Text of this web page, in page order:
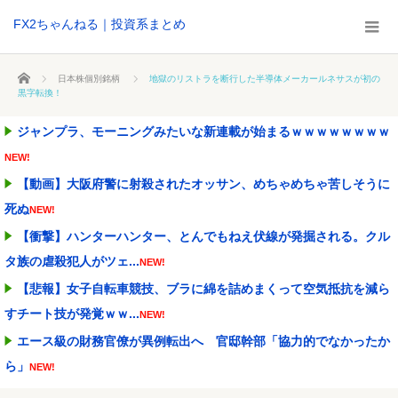
FX2ちゃんねる｜投資系まとめ
ホーム 日本株個別銘柄
地獄のリストラを断行した半導体メーカールネサスが初の
黒字転換！
ジャンプラ、モーニングみたいな新連載が始まるｗｗｗｗｗｗｗｗ
NEW!
【動画】大阪府警に射殺されたオッサン、めちゃめちゃ苦しそうに
死ぬNEW!
【衝撃】ハンターハンター、とんでもねえ伏線が発掘される。クル
タ族の虐殺犯人がツェ...NEW!
【悲報】女子自転車競技、ブラに綿を詰めまくって空気抵抗を減ら
すチート技が発覚ｗｗ...NEW!
エース級の財務官僚が異例転出へ 官邸幹部「協力的でなかったか
ら」 NEW!